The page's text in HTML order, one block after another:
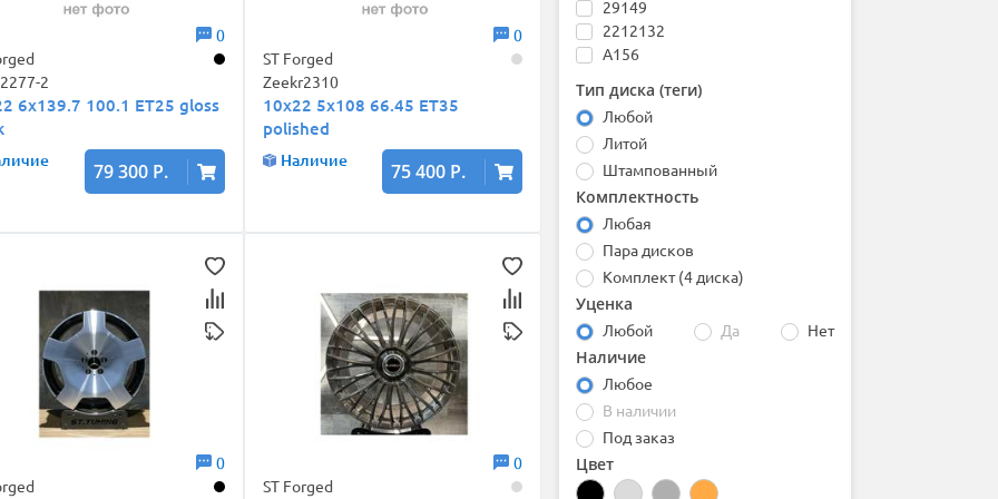
0
2
6x139.7 100.1 ET25 gloss
79 300 Р.
0
ST Forged
Zeekr2310
10x22 5x108 66.45 ET35
polished
Наличие 75 400 Р.
0
0
ST Forged
G-FUT
Gart
Gianelle
iFree
iFree Original
INCH
Inforged
Inovit
KFZ
Khomen
KoKo Kuture
Konig
Korea Wheel
Kronik
Lizardo
LS
LS FlowForming
LS Forged
MAK
29149
2212132
A156
B 741M
B 742M
B 811M
B 818M
B 913M
BM Individual
Brixtone R11
Brxt 240581
C08092
Double Monoblock
FB1689
FB1821
FBX2320
FW2375
HF-5
HJ0014
HJ0015
Тип диска (теги)
Любой
Литой
Штампованный
Комплектность
Любая
Пара дисков
Комплект (4 диска)
Уценка
Любой Да Нет
Наличие
Любое
В наличии
Под заказ
Цвет